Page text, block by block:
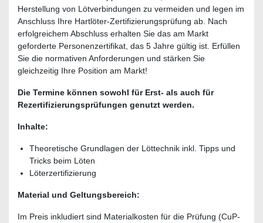
Herstellung von Lötverbindungen zu vermeiden und legen im
Anschluss Ihre Hartlöter-Zertifizierungsprüfung ab. Nach
erfolgreichem Abschluss erhalten Sie das am Markt
geforderte Personenzertifikat, das 5 Jahre gültig ist. Erfüllen
Sie die normativen Anforderungen und stärken Sie
gleichzeitig Ihre Position am Markt!
Die Termine können sowohl für Erst- als auch für
Rezertifizierungsprüfungen genutzt werden.
Inhalte:
Theoretische Grundlagen der Löttechnik inkl. Tipps und
Tricks beim Löten
Löterzertifizierung
Material und Geltungsbereich:
Im Preis inkludiert sind Materialkosten für die Prüfung (CuP-